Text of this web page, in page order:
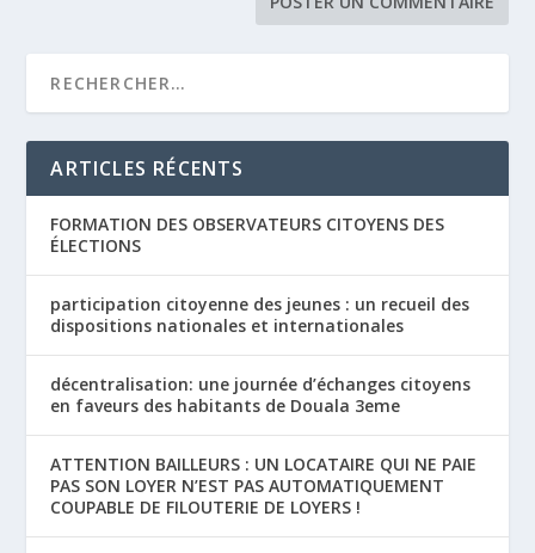
ARTICLES RÉCENTS
FORMATION DES OBSERVATEURS CITOYENS DES
ÉLECTIONS
participation citoyenne des jeunes : un recueil des
dispositions nationales et internationales
décentralisation: une journée d’échanges citoyens
en faveurs des habitants de Douala 3eme
ATTENTION BAILLEURS : UN LOCATAIRE QUI NE PAIE
PAS SON LOYER N’EST PAS AUTOMATIQUEMENT
COUPABLE DE FILOUTERIE DE LOYERS !